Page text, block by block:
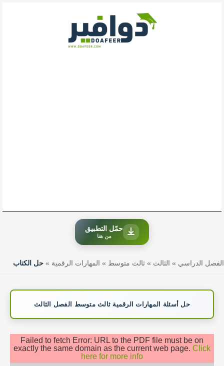
حمّل التطبيق
من هنا
الفصل الدراسي » الثالث » ثالث متوسط » المهارات الرقمية » حل الكتاب
حل أسئلة المهارات الرقمية ثالث متوسط الفصل الثالث
Failed to fetch Error: URL to the PDF file must be on
exactly the same domain as the current web page. Click
here for more info